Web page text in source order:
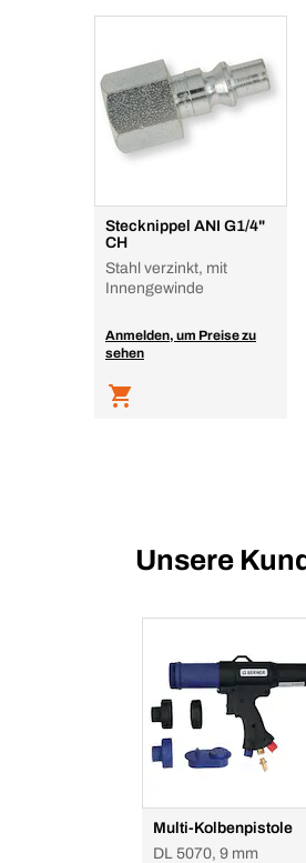
Stecknippel ANI G1/4"
CH
Stahl verzinkt, mit
Innengewinde
Anmelden, um Preise zu
sehen
Unsere
Multi-Kolbenpistole
DL 5070, 9 mm